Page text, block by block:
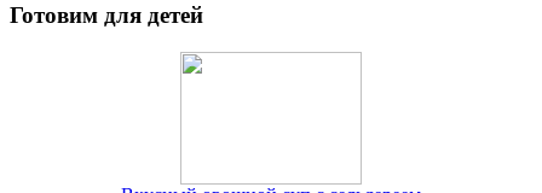
Готовим для детей